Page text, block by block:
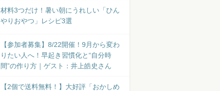
材料3つだけ！暑い朝にうれしい「ひん
やりおやつ」レシピ3選
【参加者募集】8/22開催！9月から変わ
りたい人へ！早起き習慣化と“自分時
間”の作り方｜ゲスト：井上皓史さん
【2個で送料無料！】大好評「おかしめ